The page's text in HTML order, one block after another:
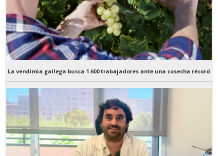
La vendimia gallega busca 1.600 trabajadores ante una cosecha récord